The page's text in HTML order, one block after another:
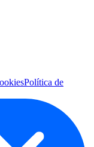
Política de